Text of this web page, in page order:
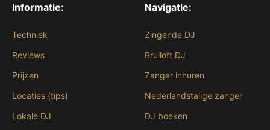
Informatie:
Techniek
Reviews
Prijzen
Locaties (tips)
Lokale DJ
Navigatie:
Zingende DJ
Bruiloft DJ
Zanger inhuren
Nederlandstalige zanger
DJ boeken